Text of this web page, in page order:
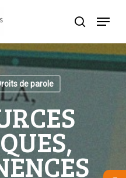
recherche
Menu
de parole
Menu